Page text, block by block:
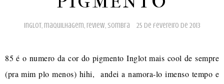
inglot, maquilhagem, review, sombra 25 de fevereiro de 2013
85 é o numero da cor do pigmento Inglot mais cool de sempre
(pra mim plo menos) hihi, andei a namora-lo imenso tempo e